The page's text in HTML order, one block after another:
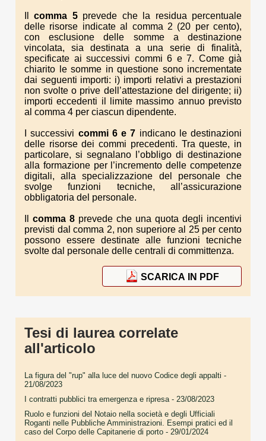
Ilcomma 5 prevede che la residua percentuale
delle risorse indicate al comma 2 (20 per cento),
con esclusione delle somme a destinazione
vincolata, sia destinata a una serie di finalità,
specificate ai successivi commi 6 e 7. Come già
chiarito le somme in questione sono incrementate
dai seguenti importi: i) importi relativi a prestazioni
non svolte o prive dell’attestazione del dirigente; ii)
importi eccedenti il limite massimo annuo previsto
al comma 4 per ciascun dipendente.
I successivi commi 6 e 7 indicano le destinazioni
delle risorse dei commi precedenti. Tra queste, in
particolare, si segnalano l’obbligo di destinazione
alla formazione per l’incremento delle competenze
digitali, alla specializzazione del personale che
svolge funzioni tecniche, all’assicurazione
obbligatoria del personale.
comma 8 prevede che una quota degli incentivi
previsti dal comma 2, non superiore al 25 per cento
possono essere destinate alle funzioni tecniche
svolte dal personale delle centrali di committenza.
SCARICA IN PDF
Tesi di laurea correlate
all'articolo
La figura del "rup" alla luce del nuovo Codice degli appalti -
21/08/2023
I contratti pubblici tra emergenza e ripresa - 23/08/2023
Ruolo e funzioni del Notaio nella società e degli Ufficiali
Roganti nelle Pubbliche Amministrazioni. Esempi pratici ed il
caso del Corpo delle Capitanerie di porto - 29/01/2024